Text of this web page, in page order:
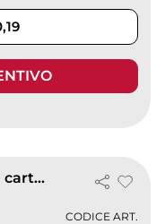
Astuccio Portapenna Tate in carta con finestra 15x3,5 cm
CODICE ART.